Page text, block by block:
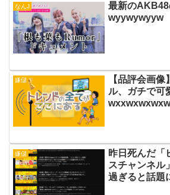
なんJ
最新の
wyywywyyw
嫌儲
【品評会画
ル、ガチで可
嫌儲
昨日死んだ「
スチャンネル
過ぎると話題